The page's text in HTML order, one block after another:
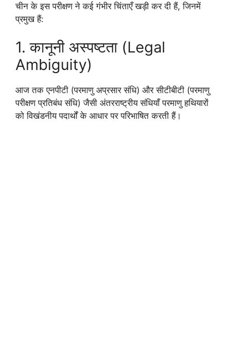
चीन के इस परीक्षण ने कई गंभीर चिंताएँ खड़ी कर दी हैं, जिनमें
प्रमुख हैं:
1. कानूनी अस्पष्टता (Legal
Ambiguity)
आज तक एनपीटी (परमाणु अप्रसार संधि) और सीटीबीटी (परमाणु
परीक्षण प्रतिबंध संधि) जैसी अंतरराष्ट्रीय संधियाँ परमाणु हथियारों
को विखंडनीय पदार्थों के आधार पर परिभाषित करती हैं।